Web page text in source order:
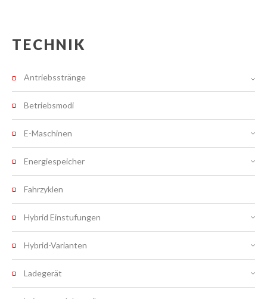
TECHNIK
Antriebsstränge
Betriebsmodi
E-Maschinen
Energiespeicher
Fahrzyklen
Hybrid Einstufungen
Hybrid-Varianten
Ladegerät